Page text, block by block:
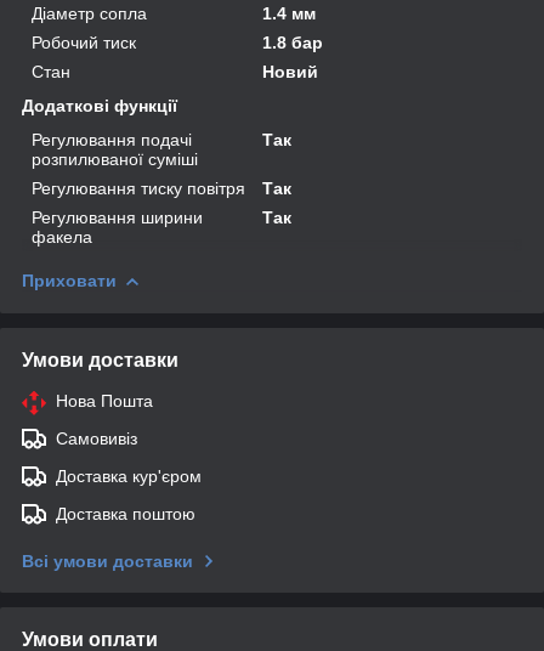
Діаметр сопла
1.4 мм
Робочий тиск
1.8 бар
Стан
Новий
Додаткові функції
Регулювання подачі
розпилюваної суміші
Так
Регулювання тиску повітря
Так
Регулювання ширини
факела
Так
Приховати
Умови доставки
Нова Пошта
Самовивіз
Доставка кур'єром
Доставка поштою
Всі умови доставки
Умови оплати